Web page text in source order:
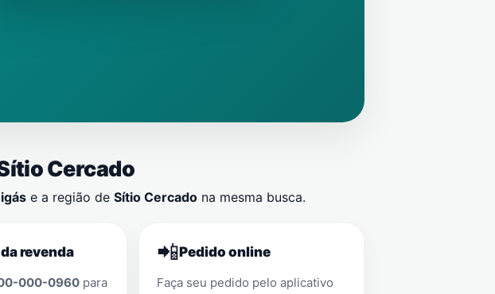
Cercado
e a região de Sítio Cercado na mesma busca.
revenda
000-0960 para
📲Pedido online
Faça seu pedido pelo aplicativo